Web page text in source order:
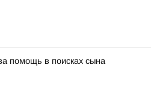
помощь в поисках сына